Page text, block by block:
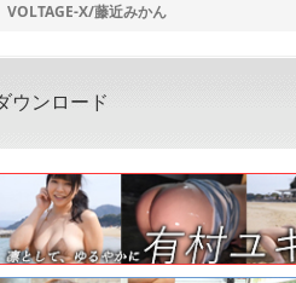
VOLTAGE-X/藤近みかん
ウンロード